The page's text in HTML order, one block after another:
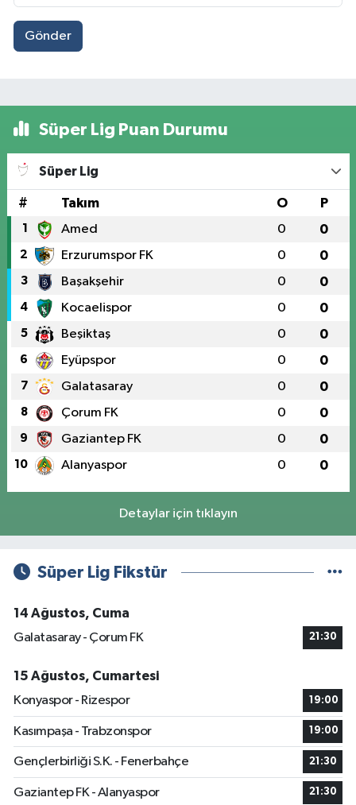
Gönder
Süper Lig Puan Durumu
Süper Lig
# Takım O P
1 Amed 0 0
2 Erzurumspor FK 0 0
3 Başakşehir 0 0
4 Kocaelispor 0 0
5 Beşiktaş 0 0
6 Eyüpspor 0 0
7 Galatasaray 0 0
8 Çorum FK 0 0
9 Gaziantep FK 0 0
10 Alanyaspor 0 0
Detaylar için tıklayın
Süper Lig Fikstür
14 Ağustos, Cuma
Galatasaray - Çorum FK
21:30
15 Ağustos, Cumartesi
Konyaspor - Rizespor
19:00
Kasımpaşa - Trabzonspor 19:00
Gençlerbirliği S.K. - Fenerbahçe 21:30
Gaziantep FK - Alanyaspor 21:30